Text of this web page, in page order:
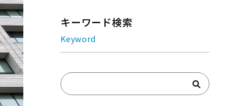
キーワード検索
Keyword